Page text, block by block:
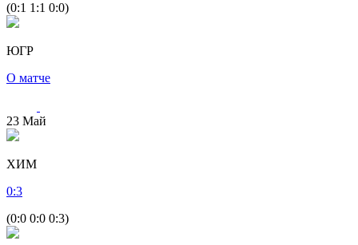
(0:1 1:1 0:0)
ЮГР
О матче
23 Май
ХИМ
0:3
(0:0 0:0 0:3)